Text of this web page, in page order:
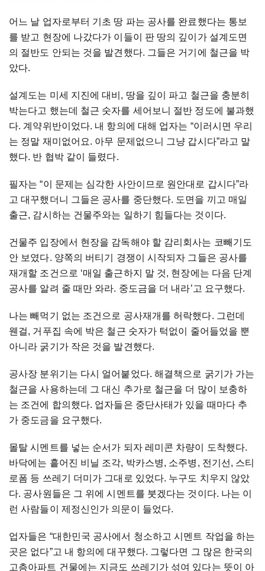
어느 날 업자로부터 기초 땅 파는 공사를 완료했다는 통보
를 받고 현장에 나갔다가 이들이 판 땅의 깊이가 설계도면
의 절반도 안되는 것을 발견했다. 그들은 거기에 철근을 박
았다.
설계도는 미세 지진에 대비, 땅을 깊이 파고 철근을 충분히
박는다고 했는데 철근 숫자를 세어보니 절반 정도에 불과했
다. 계약위반이었다. 내 항의에 대해 업자는 “이러시면 우리
는 정말 재미없어요. 아무 문제없으니 그냥 갑시다”라고 말
했다. 반 협박 같이 들렸다.
필자는 “이 문제는 심각한 사안이므로 원안대로 갑시다”라
고 대꾸했더니 그들은 공사를 중단했다. 도면을 끼고 매일
출근, 감시하는 건물주와는 일하기 힘들다는 것이다.
건물주 입장에서 현장을 감독해야 할 감리회사는 코빼기도
안 보였다. 양쪽의 버티기 경쟁이 시작되자 그들은 공사를
재개할 조건으로 ‘매일 출근하지 말 것, 현장에는 다음 단계
공사를 알려 줄 때만 와라. 중도금을 더 내라’고 요구했다.
나는 빼먹기 없는 조건으로 공사재개를 허락했다. 그런데
웬걸, 거푸집 속에 박은 철근 숫자가 턱없이 줄어들었을 뿐
아니라 굵기가 작은 것을 발견했다.
공사장 분위기는 다시 얼어붙었다. 해결책으로 굵기가 가는
철근을 사용하는데 그 대신 추가로 철근을 더 많이 보충하
는 조건에 합의했다. 업자들은 중단사태가 있을 때마다 추
가 중도금을 요구했다.
몰탈 시멘트를 넣는 순서가 되자 레미콘 차량이 도착했다.
바닥에는 흩어진 비닐 조각, 박카스병, 소주병, 전기선, 스티
로폼 등 쓰레기 더미가 그대로 있었다. 누구도 치우지 않았
다. 공사원들은 그 위에 시멘트를 붓겠다는 것이다. 나는 이
런 사람들이 제정신인가 의문이 들었다.
업자들은 “대한민국 공사에서 청소하고 시멘트 작업을 하는
곳은 없다”고 내 항의에 대꾸했다. 그렇다면 그 많은 한국의
고층아파트 건물에는 지금도 쓰레기가 섞여 있다는 뜻이 아